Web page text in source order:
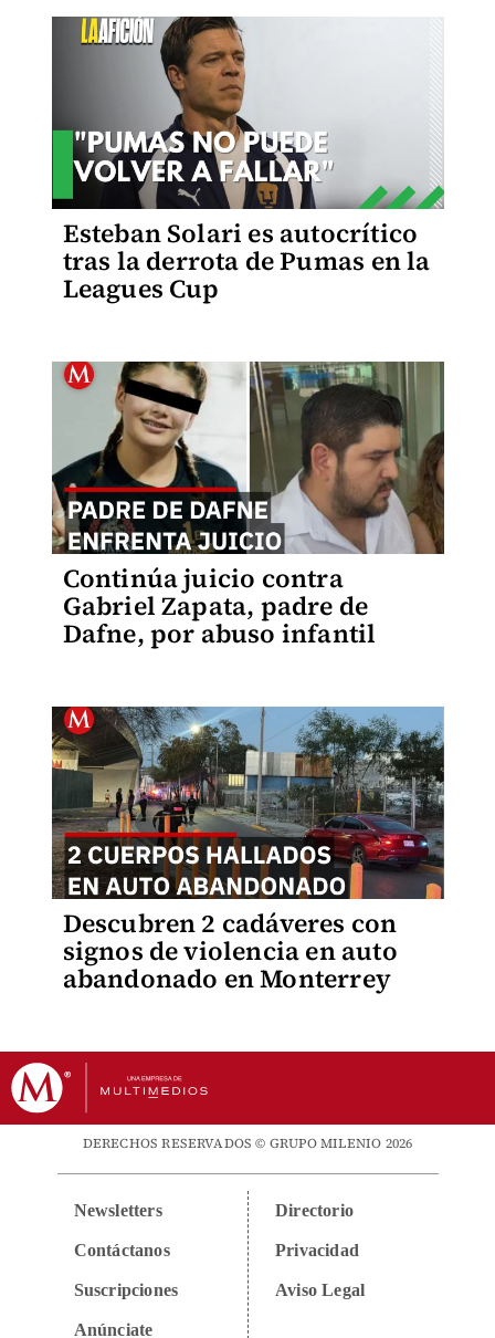
Esteban Solari es autocrítico
tras la derrota de Pumas en la
Leagues Cup
Continúa juicio contra
Gabriel Zapata, padre de
Dafne, por abuso infantil
Descubren 2 cadáveres con
signos de violencia en auto
abandonado en Monterrey
DERECHOS RESERVADOS © GRUPO MILENIO 2026
Newsletters
Contáctanos
Suscripciones
Anúnciate
Directorio
Privacidad
Aviso Legal